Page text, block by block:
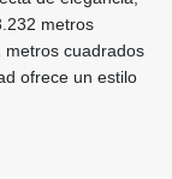
metros
metros cuadrados
ofrece un estilo